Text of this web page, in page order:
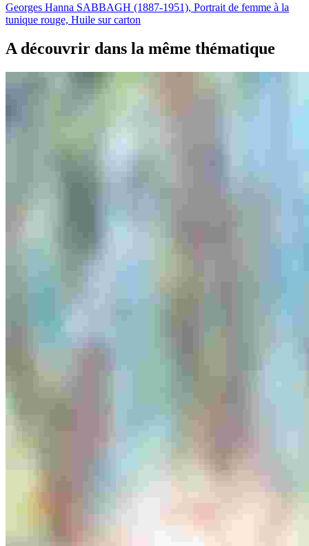
Georges Hanna SABBAGH (1887-1951), Portrait de femme à la
tunique rouge, Huile sur carton
A découvrir dans la même thématique